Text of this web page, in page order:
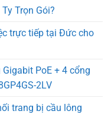
Trọn Gói?
trực tiếp tại Đức cho
PoE + 4 cổng
2LV
trang bị cầu lông